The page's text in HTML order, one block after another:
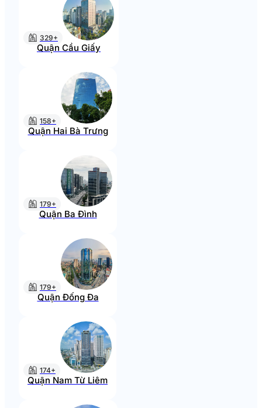
329+
Quận Cầu Giấy
158+
Quận Hai Bà Trưng
179+
Quận Ba Đình
179+
Quận Đống Đa
174+
Quận Nam Từ Liêm